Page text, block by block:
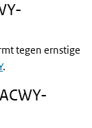
tegen ernstige
.